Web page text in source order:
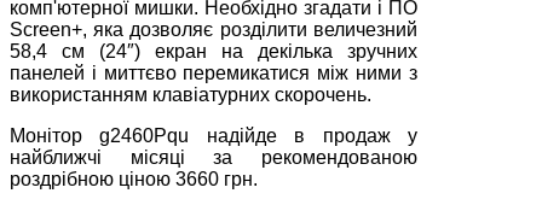
комп'ютерної мишки. Необхідно згадати і ПО
Screen+, яка дозволяє розділити величезний
58,4 см (24″) екран на декілька зручних
панелей і миттєво перемикатися між ними з
використанням клавіатурних скорочень.
Монітор g2460Pqu надійде в продаж у
найближчі місяці за рекомендованою
роздрібною ціною 3660 грн.